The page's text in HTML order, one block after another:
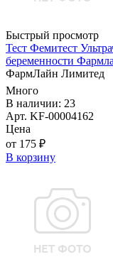
Быстрый просмотр
Тест Фемитест
беременности
ФармЛайн Лимитед
Много
В наличии: 23
Арт. KF-00004162
Цена
от 175 ₽
В корзину